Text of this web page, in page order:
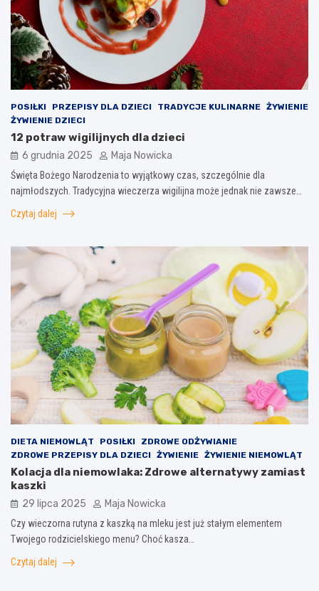
POSIŁKI PRZEPISY DLA DZIECI TRADYCJE KULINARNE ŻYWIENIE
ŻYWIENIE DZIECI
12 potraw wigilijnych dla dzieci
6 grudnia 2025 Maja Nowicka
Święta Bożego Narodzenia to wyjątkowy czas, szczególnie dla
najmłodszych. Tradycyjna wieczerza wigilijna może jednak nie zawsze…
Czytaj dalej
DIETA NIEMOWLĄT POSIŁKI
ZDROWE ODŻYWIANIE
ZDROWE PRZEPISY DLA DZIECI
ŻYWIENIE ŻYWIENIE NIEMOWLĄT
Kolacja dla niemowlaka: Zdrowe alternatywy zamiast
kaszki
29 lipca 2025 Maja Nowicka
Czy wieczorna rutyna z kaszką na mleku jest już stałym elementem
Twojego rodzicielskiego menu? Choć kasza…
Czytaj dalej